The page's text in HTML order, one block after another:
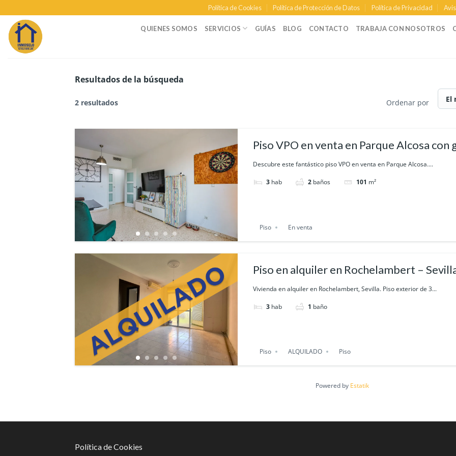
to
content
Política de Cookies Política de Protección de Datos Política de Privacidad
QUIENES SOMOS SERVICIOS GUÍAS BLOG CONTACTO TRABAJA CON NOSOTROS
Resultados de la búsqueda
2 resultados Ordenar por
Piso VPO en venta en Parque Alcosa con
trastero
Descubre este fantástico piso VPO en venta en Parque Alcosa....
3 hab 2 baños 101 m²
Piso En venta
Piso en alquiler en Rochelambert –
Vivienda en alquiler en Rochelambert, Sevilla. Piso exterior de 3...
3 hab 1 baño
Piso ALQUILADO Piso
Powered by Estatik
Política de Cookies